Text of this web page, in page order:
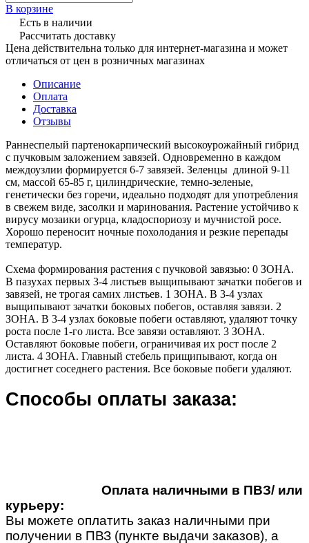
В корзине
Есть в наличии
Рассчитать доставку
Цена действительна только для интернет-магазина и может
отличаться от цен в розничных магазинах
Описание
Оплата
Доставка
Отзывы
Раннеспелый партенокарпический высокоурожайный гибрид
с пучковым заложением завязей. Одновременно в каждом
междоузлии формируется 6-7 завязей. Зеленцы длиной 9-11
см, массой 65-85 г, цилиндрические, темно-зеленые,
генетически без горечи, идеально подходят для употребления
в свежем виде, засолки и маринования. Растение устойчиво к
вирусу мозаики огурца, кладоспориозу и мучнистой росе.
Хорошо переносит ночные похолодания и резкие перепады
температур.
Схема формирования растения с пучковой завязью: 0 ЗОНА.
В пазухах первых 3-4 листьев выщипывают зачатки побегов и
завязей, не трогая самих листьев. 1 ЗОНА. В 3-4 узлах
выщипывают зачатки боковых побегов, оставляя завязи. 2
ЗОНА. В 3-4 узлах боковые побеги оставляют, удаляют точку
роста после 1-го листа. Все завязи оставляют. 3 ЗОНА.
Оставляют боковые побеги, ограничивая их рост после 2
листа. 4 ЗОНА. Главный стебель прищипывают, когда он
достигнет соседнего растения. Все боковые побеги удаляют.
Способы оплаты заказа:
Оплата наличными в ПВЗ/ или
курьеру:
Вы можете оплатить заказ наличными при
получении в ПВЗ (пункте выдачи заказов), а